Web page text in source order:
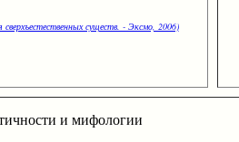
существ. - Эксмо, 2006)
и мифологии